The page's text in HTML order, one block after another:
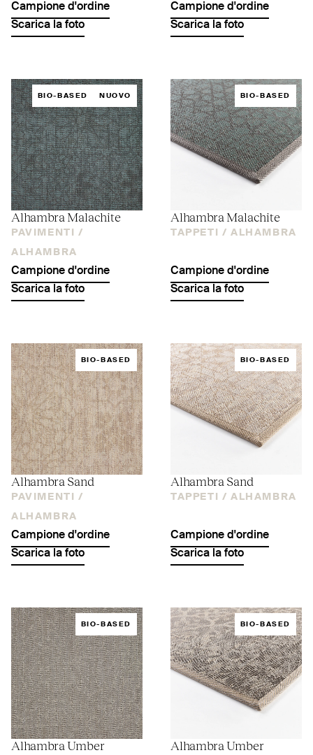
Campione d'ordine
Scarica la foto
Campione d'ordine
Scarica la foto
BIO-BASED NUOVO
Alhambra Malachite
PAVIMENTI /
ALHAMBRA
Campione d'ordine
Scarica la foto
BIO-BASED
Alhambra Malachite
TAPPETI / ALHAMBRA
Campione d'ordine
Scarica la foto
BIO-BASED
Alhambra Sand
PAVIMENTI /
ALHAMBRA
Campione d'ordine
Scarica la foto
BIO-BASED
Alhambra Sand
TAPPETI / ALHAMBRA
Campione d'ordine
Scarica la foto
BIO-BASED
Alhambra Umber
BIO-BASED
Alhambra Umber